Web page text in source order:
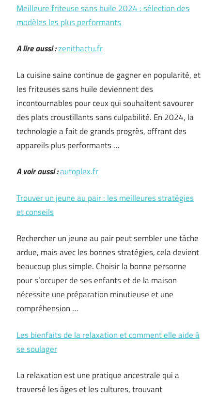
Meilleure friteuse sans huile 2024 : sélection des
modèles les plus performants
A lire aussi :zenithactu.fr
La cuisine saine continue de gagner en popularité, et
les friteuses sans huile deviennent des
incontournables pour ceux qui souhaitent savourer
des plats croustillants sans culpabilité. En 2024, la
technologie a fait de grands progrès, offrant des
appareils plus performants …
A voir aussi :autoplex.fr
Trouver un jeune au pair : les meilleures stratégies
et conseils
Rechercher un jeune au pair peut sembler une tâche
ardue, mais avec les bonnes stratégies, cela devient
beaucoup plus simple. Choisir la bonne personne
pour s’occuper de ses enfants et de la maison
nécessite une préparation minutieuse et une
compréhension …
Les bienfaits de la relaxation et comment elle aide à
se soulager
La relaxation est une pratique ancestrale qui a
traversé les âges et les cultures, trouvant